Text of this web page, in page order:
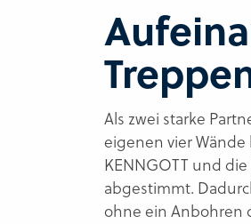
Als zwei starke
eigenen vier
KENNGOTT und
abgestimmt.
ohne ein Anbohren